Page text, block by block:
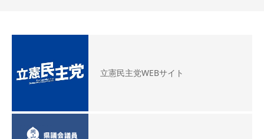
立憲民主党WEBサイト